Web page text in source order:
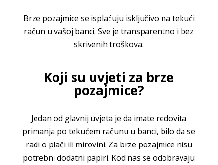
Brze pozajmice se isplaćuju isključivo na tekući
račun u vašoj banci. Sve je transparentno i bez
skrivenih troškova.
Koji su uvjeti za brze
pozajmice?
Jedan od glavnij uvjeta je da imate redovita
primanja po tekućem računu u banci, bilo da se
radi o plači ili mirovini. Za brze pozajmice nisu
potrebni dodatni papiri. Kod nas se odobravaju